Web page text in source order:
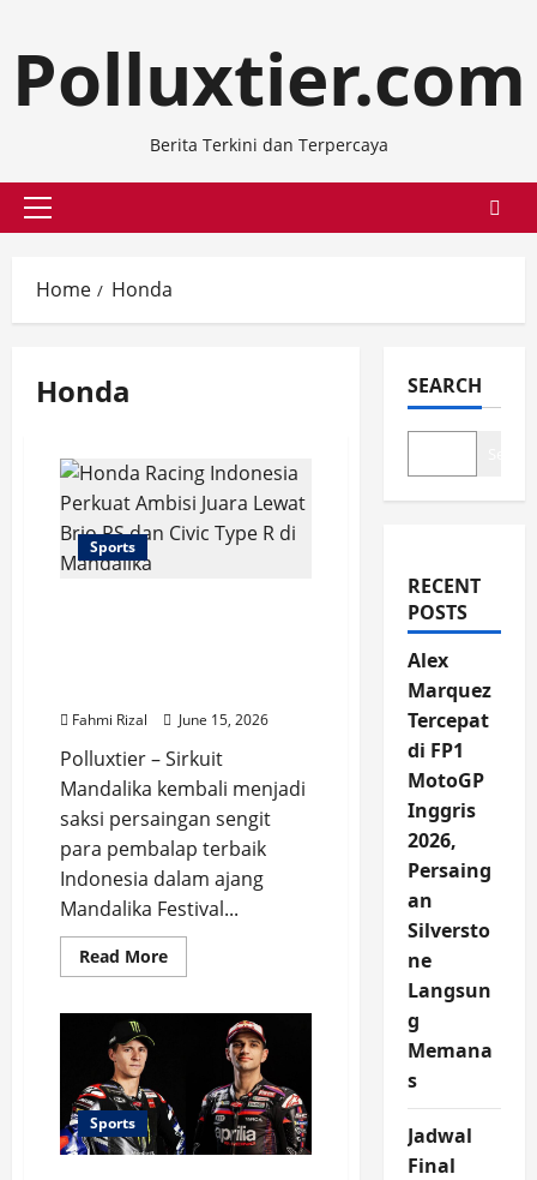
content
Polluxtier.com
Berita Terkini dan Terpercaya
Primary
Home Honda
Honda
Sports
Fahmi Rizal June 15, 2026
Polluxtier – Sirkuit
Mandalika kembali menjadi
saksi persaingan sengit
para pembalap terbaik
Indonesia dalam ajang
Mandalika Festival...
Read MoreRead
more
Indonesia
Perkuat
Juara
Lewat
Brio
RS
dan
Sports
SEARCH
RECENT
POSTS
Alex
Marquez
Tercepat
di FP1
MotoGP
Inggris
2026,
Persaing
an
Silversto
ne
Langsun
g
Memana
s
Jadwal
Final